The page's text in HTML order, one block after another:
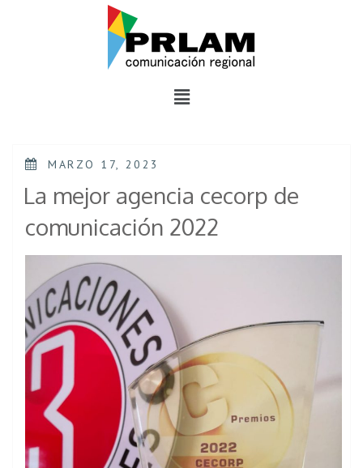
MARZO 17, 2023
La mejor agencia cecorp de
comunicación 2022